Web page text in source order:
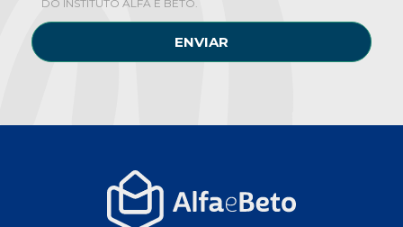
DO INSTITUTO ALFA E BETO.
ENVIAR